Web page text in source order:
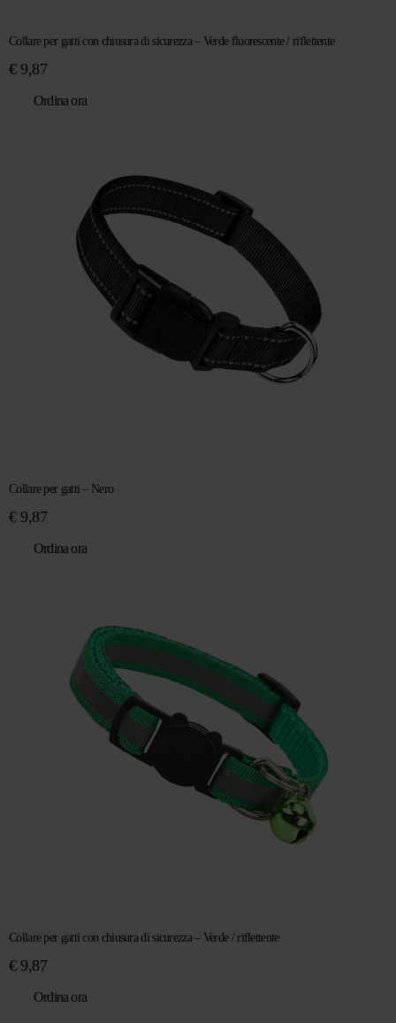
Collare per gatti con chiusura di sicurezza – Verde fluorescente / riflettente
€9,87
Ordina ora
Collare per gatti – Nero
€9,87
Ordina ora
Collare per gatti con chiusura di sicurezza – Verde / riflettente
€9,87
Ordina ora